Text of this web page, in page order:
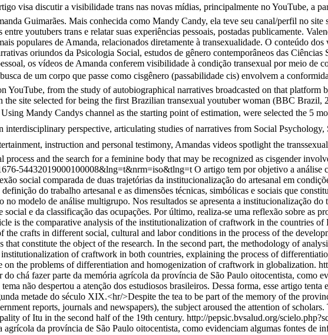
visa discutir a visibilidade trans nas novas mídias, principalmente no YouTube, a
Guimarães. Mais conhecida como Mandy Candy, ela teve seu canal/perfil no site
youtubers trans e relatar suas experiências pessoais, postadas publicamente.
populares de Amanda, relacionados diretamente à transexualidade. O conteúdo
oriundos da Psicologia Social, estudos de gênero contemporâneos das Ciências
os vídeos de Amanda conferem visibilidade à condição transexual por meio de
de um corpo que passe como cisgênero (passabilidade cis) envolvem a
from the study of autobiographical narratives broadcasted on that platform
site selected for being the first Brazilian transexual youtuber woman (BBC Brazil,
Mandy Candys channel as the starting point of estimation, were selected the 5
perspective, articulating studies of narratives from Social Psychology,
instruction and personal testimony, Amandas videos spotlight the
and the search for a feminine body that may be recognized as cisgender
54432019000100008&lng=t&nrm=iso&tlng=t O artigo tem por objetivo a análise
social comparada de duas trajetórias da institucionalização do artesanal em
do trabalho artesanal e as dimensões técnicas, simbólicas e sociais que
no modelo de análise multigrupo. Nos resultados se apresenta a institucionalização do
e da classificação das ocupações. Por último, realiza-se uma reflexão sobre as
is the comparative analysis of the institutionalization of craftwork in the countries of
crafts in different social, cultural and labor conditions in the process of the
constitute the object of the research. In the second part, the methodology of
of craftwork in both countries, explaining the process of
the problems of differentiation and homogenization of craftwork in globalization.
do chá fazer parte da memória agrícola da província de São Paulo oitocentista, como
não despertou a atenção dos estudiosos brasileiros. Dessa forma, esse artigo tenta
metade do século XIX.<hr/>Despite the tea to be part of the memory of the
reports, journals and newspapers), the subject aroused the attention of
of Itu in the second half of the 19th century. http://pepsic.bvsalud.org/
agrícola da província de São Paulo oitocentista, como evidenciam algumas fontes de